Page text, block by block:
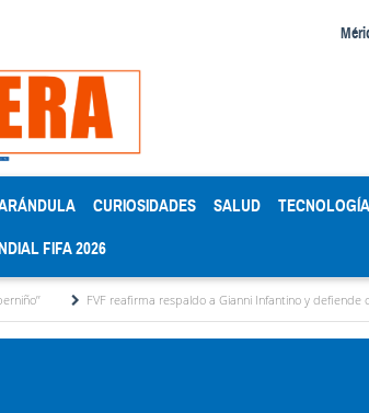
CURIOSIDADES SALUD TECNOLOGÍA
FIFA 2026
FVF reafirma respaldo a Gianni Infantino y defiende continuidad